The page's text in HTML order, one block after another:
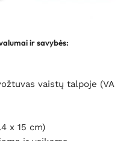
ir savybės:
vaistų talpoje (VA
x 15 cm)